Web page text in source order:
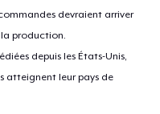
devraient arriver
la production.
depuis les États-Unis,
atteignent leur pays de